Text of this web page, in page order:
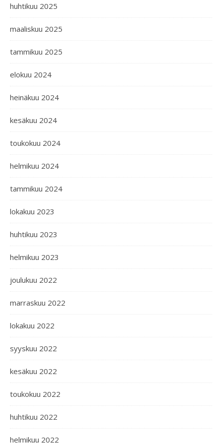
huhtikuu 2025
maaliskuu 2025
tammikuu 2025
elokuu 2024
heinäkuu 2024
kesäkuu 2024
toukokuu 2024
helmikuu 2024
tammikuu 2024
lokakuu 2023
huhtikuu 2023
helmikuu 2023
joulukuu 2022
marraskuu 2022
lokakuu 2022
syyskuu 2022
kesäkuu 2022
toukokuu 2022
huhtikuu 2022
helmikuu 2022